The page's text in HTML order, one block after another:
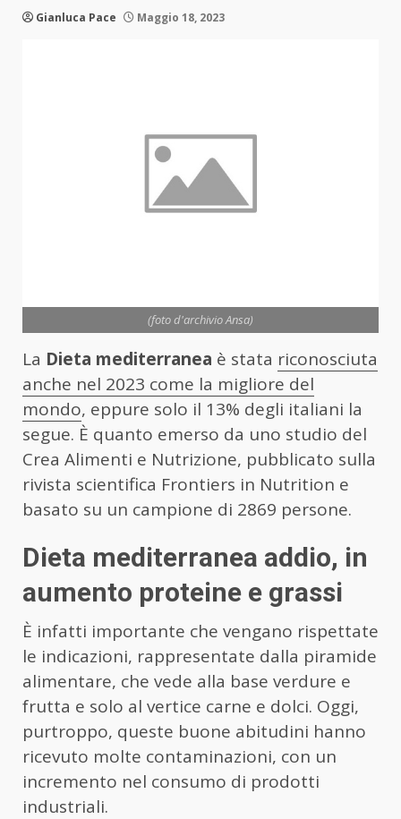
Gianluca Pace Maggio 18, 2023
(foto d'archivio Ansa)
La Dieta mediterranea è stata riconosciuta
anche nel 2023 come la migliore del
mondo, eppure solo il 13% degli italiani la
segue. È quanto emerso da uno studio del
Crea Alimenti e Nutrizione, pubblicato sulla
rivista scientifica Frontiers in Nutrition e
basato su un campione di 2869 persone.
Dieta mediterranea addio, in
aumento proteine e grassi
È infatti importante che vengano rispettate
le indicazioni, rappresentate dalla piramide
alimentare, che vede alla base verdure e
frutta e solo al vertice carne e dolci. Oggi,
purtroppo, queste buone abitudini hanno
ricevuto molte contaminazioni, con un
incremento nel consumo di prodotti
industriali.